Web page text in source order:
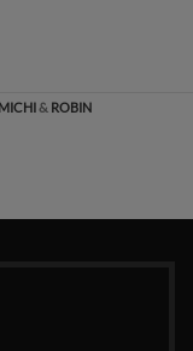
MICHI& ROBIN